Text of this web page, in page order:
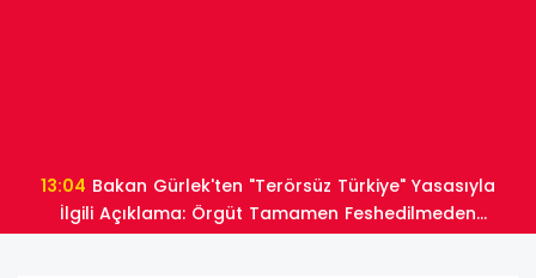
13:04
İlgili Açıklama: Örgüt Tamamen Feshedilmeden
Düzenleme Yürürlüğe Girmeyecek